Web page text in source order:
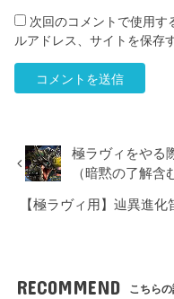
次回のコメントで使用す
ルアドレス、サイトを保存
極ラヴィをやる
（暗黙の了解含
【極ラヴィ用】辿異進
RECOMMEND こちらの